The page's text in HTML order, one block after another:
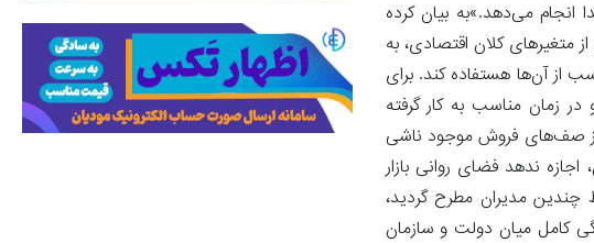
می‌دهد.»به بیان کرده
متغیرهای کلان اقتصادی، به
از آن‌ها هستفاده کند. برای
زمان مناسب به کار گرفته
از صف‌های فروش موجود ناشی
ندهد فضای روانی بازار
مدیران مطرح گردید،
کامل میان دولت و سازمان